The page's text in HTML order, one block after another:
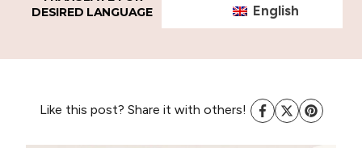
DESIRED LANGUAGE
English
Like this post? Share it with others!